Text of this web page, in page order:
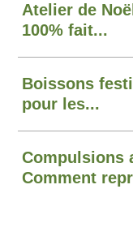
Atelier de
100% fait...
Boissons
pour les...
Compulsions
Comment